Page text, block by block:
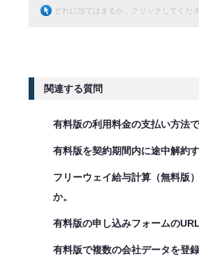
どれに当てはまるか、クリックしてくだ
関連する質問
有料版の利用料金の支払い方法
有料版を契約期間内に途中解約
フリーウェイ給与計算（無料版
か。
有料版の申し込みフォームの
有料版で複数の会社データを登